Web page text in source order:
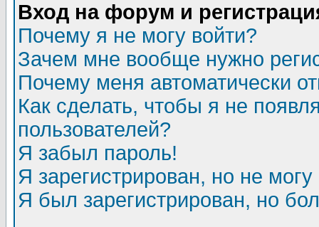
Вход на форум и
Почему я не могу войти?
Зачем мне вообще нужно
Почему меня автоматически
Как сделать, чтобы я не
пользователей?
Я забыл пароль!
Я зарегистрирован, но не могу
Я был зарегистрирован, но